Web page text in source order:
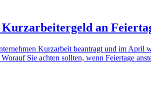
Kurzarbeitergeld an
Kurzarbeit beantragt und im April
Sie achten sollten, wenn Feiertage